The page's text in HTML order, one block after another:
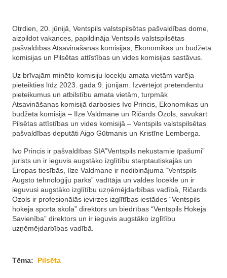
Otrdien, 20. jūnijā, Ventspils valstspilsētas pašvaldības dome,
aizpildot vakances, papildināja Ventspils valstspilsētas
pašvaldības Atsavināšanas komisijas, Ekonomikas un budžeta
komisijas un Pilsētas attīstības un vides komisijas sastāvus.
Uz brīvajām minēto komisiju locekļu amata vietām varēja
pieteikties līdz 2023. gada 9. jūnijam. Izvērtējot pretendentu
pieteikumus un atbilstību amata vietām, turpmāk
Atsavināšanas komisijā darbosies Ivo Princis, Ekonomikas un
budžeta komisijā – Ilze Valdmane un Ričards Ozols, savukārt
Pilsētas attīstības un vides komisijā – Ventspils valstspilsētas
pašvaldības deputāti Aigo Gūtmanis un Kristīne Lemberga.
Ivo Princis ir pašvaldības SIA”Ventspils nekustamie īpašumi”
jurists un ir ieguvis augstāko izglītību starptautiskajās un
Eiropas tiesībās, Ilze Valdmane ir nodibinājuma “Ventspils
Augsto tehnoloģiju parks” vadītāja un valdes locekle un ir
ieguvusi augstāko izglītību uzņēmējdarbības vadībā, Ričards
Ozols ir profesionālās ievirzes izglītības iestādes “Ventspils
hokeja sporta skola” direktors un biedrības “Ventspils Hokeja
Savienība” direktors un ir ieguvis augstāko izglītību
uzņēmējdarbības vadībā.
Tēma: Pilsēta